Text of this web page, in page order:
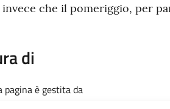
invece che il pomeriggio, per
di
pagina è gestita da